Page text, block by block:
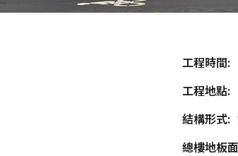
工程時間:
工程地點:
結構形式:
總樓地板